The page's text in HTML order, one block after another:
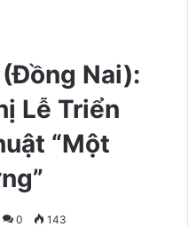
(Đồng Nai):
Lễ Triển
“Một
0 143